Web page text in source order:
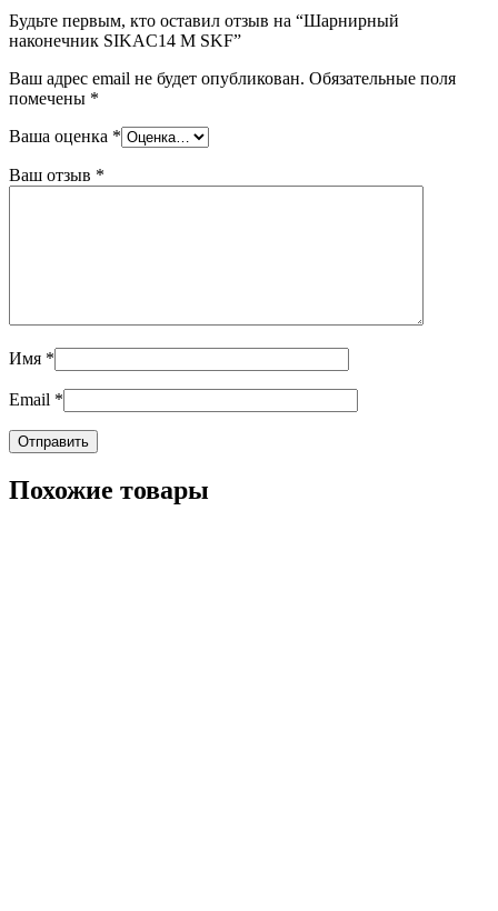
Будьте первым, кто оставил отзыв на “Шарнирный
наконечник SIKAC14 M SKF”
Ваш адрес email не будет опубликован. Обязательные поля
помечены *
Ваша оценка *
Ваш отзыв *
Имя *
Email *
Похожие товары